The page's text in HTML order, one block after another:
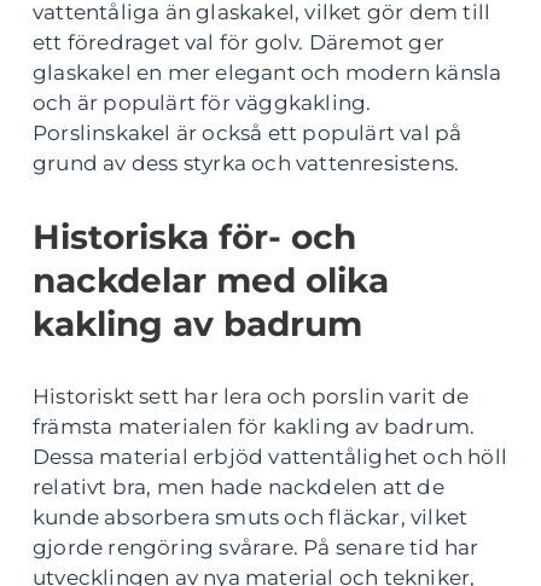
vattentåliga än glaskakel, vilket gör dem till
ett föredraget val för golv. Däremot ger
glaskakel en mer elegant och modern känsla
och är populärt för väggkakling.
Porslinskakel är också ett populärt val på
grund av dess styrka och vattenresistens.
Historiska för- och
nackdelar med olika
kakling av badrum
Historiskt sett har lera och porslin varit de
främsta materialen för kakling av badrum.
Dessa material erbjöd vattentålighet och höll
relativt bra, men hade nackdelen att de
kunde absorbera smuts och fläckar, vilket
gjorde rengöring svårare. På senare tid har
utvecklingen av nya material och tekniker,